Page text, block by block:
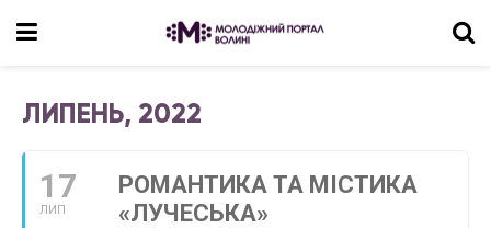
ЛИПЕНЬ, 2022
17
ЛИП
РОМАНТИКА ТА МІСТИКА
«ЛУЧЕСЬКА»